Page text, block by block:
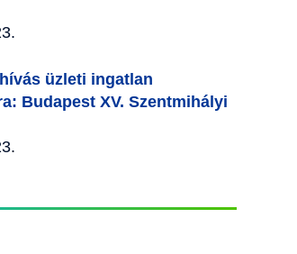
üzleti ingatlan
Budapest XV. Szentmihályi